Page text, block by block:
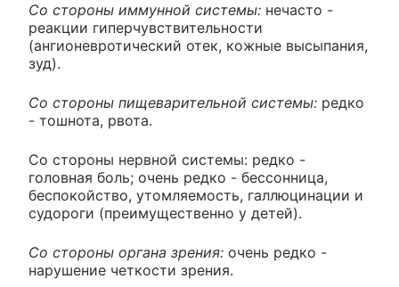
Со стороны иммунной системы: нечасто -
реакции гиперчувствительности
(ангионевротический отек, кожные высыпания,
зуд).
Со стороны пищеварительной системы: редко
- тошнота, рвота.
Со стороны нервной системы: редко -
головная боль; очень редко - бессонница,
беспокойство, утомляемость, галлюцинации и
судороги (преимущественно у детей).
Со стороны органа зрения: очень редко -
нарушение четкости зрения.